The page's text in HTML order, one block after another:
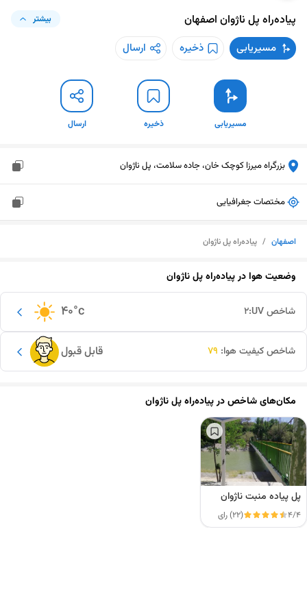
پیاده‌راه پل ناژوان اصفهان بیشتر
مسیریابی ذخیره ارسال
مسیریابی ذخیره ارسال
بزرگراه میرزا کوچک خان، جاده سلامت، پل ناژوان
مختصات جغرافیایی
اصفهان / پیاده‌راه پل ناژوان
وضعیت هوا درپیاده‌راه پل ناژوان
40°c شاخص UV: 2
قابل قبول شاخص کیفیت هوا: 79
مکان‌های شاخص درپیاده‌راه پل ناژوان
پل پیاده منبت ناژوان
4/4 (22) رای